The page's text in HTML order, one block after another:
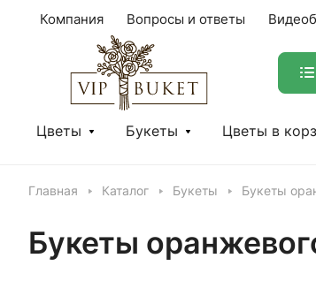
Компания Вопросы и ответы
Цветы Букеты Цветы в
Главная Каталог Букеты Букеты
Букеты